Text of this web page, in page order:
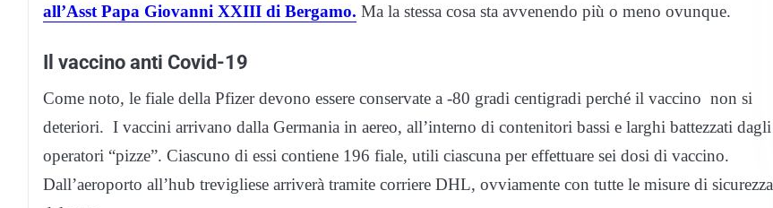
all’Asst Papa Giovanni XXIII di Bergamo. Ma la stessa cosa sta avvenendo più o meno ovunque.
Il vaccino anti Covid-19
Come noto, le fiale della Pfizer devono essere conservate a -80 gradi centigradi perché il vaccino non si
deteriori. I vaccini arrivano dalla Germania in aereo, all’interno di contenitori bassi e larghi battezzati dagli
operatori “pizze”. Ciascuno di essi contiene 196 fiale, utili ciascuna per effettuare sei dosi di vaccino.
Dall’aeroporto all’hub trevigliese arriverà tramite corriere DHL, ovviamente con tutte le misure di sicurezza